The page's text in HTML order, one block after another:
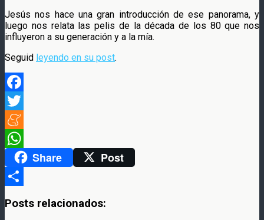
Jesús nos hace una gran introducción de ese panorama, y
luego nos relata las pelis de la década de los 80 que nos
influyeron a su generación y a la mía.
Seguid leyendo en su post.
Facebook
Twitter
Meneame
WhatsAppShare Post
Posts relacionados: